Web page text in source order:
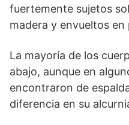
fuertemente sujetos
madera y envueltos
La mayoría de los
abajo, aunque en
encontraron de
diferencia en su